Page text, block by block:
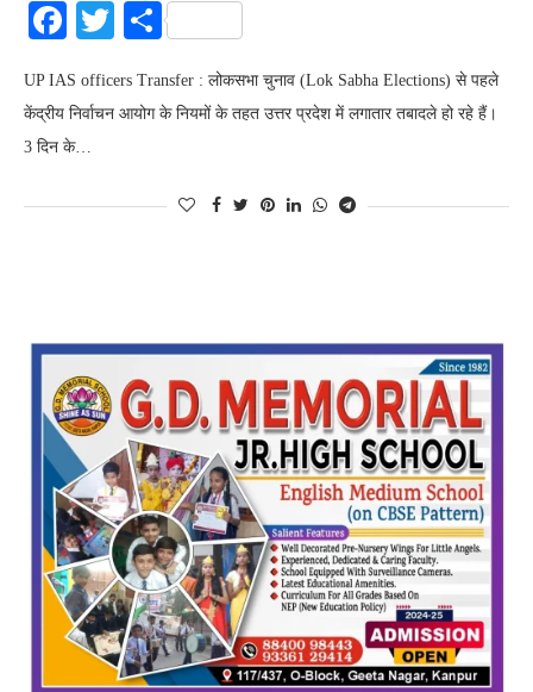
Facebook
Twitter
Share
UP IAS officers Transfer : लोकसभा चुनाव (Lok Sabha Elections) से पहले
केंद्रीय निर्वाचन आयोग के नियमों के तहत उत्तर प्रदेश में लगातार तबादले हो रहे हैं।
3 दिन के…